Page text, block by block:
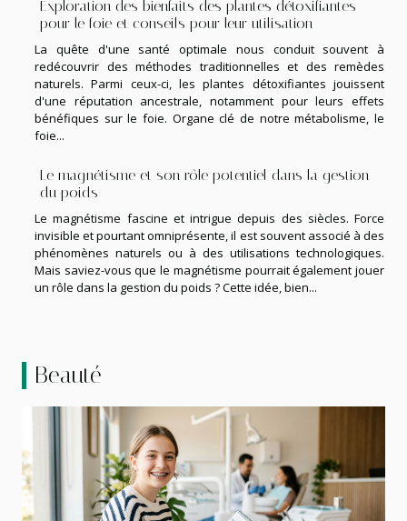
Exploration des bienfaits des plantes détoxifiantes
pour le foie et conseils pour leur utilisation
La quête d'une santé optimale nous conduit souvent à
redécouvrir des méthodes traditionnelles et des remèdes
naturels. Parmi ceux-ci, les plantes détoxifiantes jouissent
d'une réputation ancestrale, notamment pour leurs effets
bénéfiques sur le foie. Organe clé de notre métabolisme, le
foie...
Le magnétisme et son rôle potentiel dans la gestion
du poids
Le magnétisme fascine et intrigue depuis des siècles. Force
invisible et pourtant omniprésente, il est souvent associé à des
phénomènes naturels ou à des utilisations technologiques.
Mais saviez-vous que le magnétisme pourrait également jouer
un rôle dans la gestion du poids ? Cette idée, bien...
Beauté